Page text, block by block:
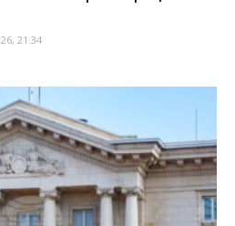
21:34